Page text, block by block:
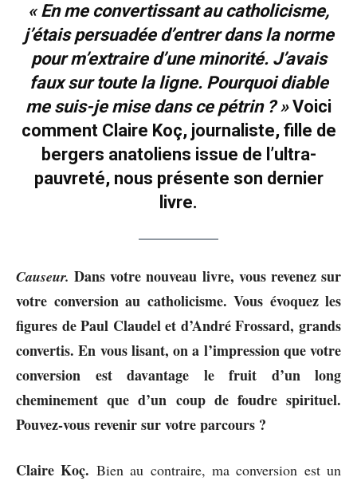
« En me convertissant au catholicisme,
j’étais persuadée d’entrer dans la norme
pour m’extraire d’une minorité. J’avais
faux sur toute la ligne. Pourquoi diable
me suis-je mise dans ce pétrin ? »Voici
comment Claire Koç, journaliste, fille de
bergers anatoliens issue de l’ultra-
pauvreté, nous présente son dernier
livre.
Causeur. Dans votre nouveau livre, vous revenez sur
votre conversion au catholicisme. Vous évoquez les
figures de Paul Claudel et d’André Frossard, grands
convertis. En vous lisant, on a l’impression que votre
conversion est davantage le fruit d’un long
cheminement que d’un coup de foudre spirituel.
Pouvez-vous revenir sur votre parcours ?
Claire Koç. Bien au contraire, ma conversion est un